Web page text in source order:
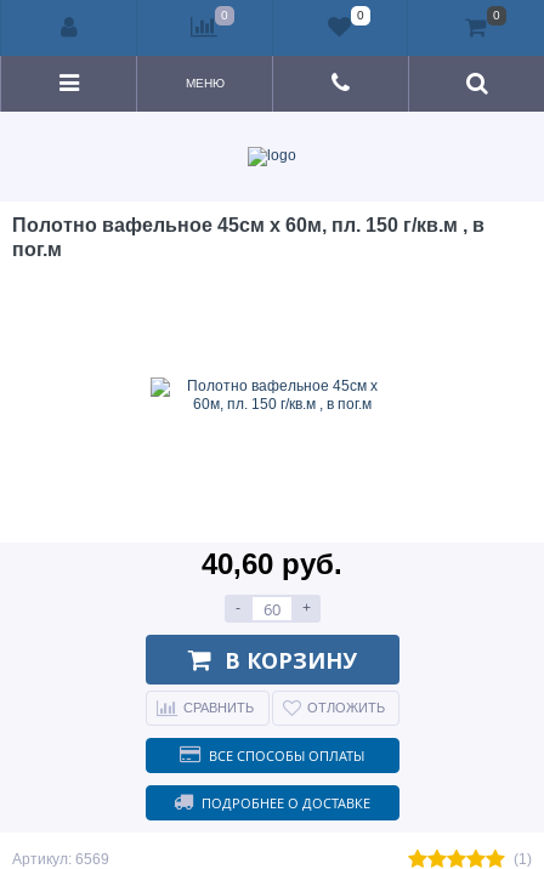
МЕНЮ
Полотно вафельное 45см х 60м, пл. 150 г/кв.м , в
пог.м
Артикул: 6569
(1)
40,60 руб.
- +
В КОРЗИНУ
СРАВНИТЬ ОТЛОЖИТЬ
ВСЕ СПОСОБЫ ОПЛАТЫ
ПОДРОБНЕЕ О ДОСТАВКЕ
0 0 0